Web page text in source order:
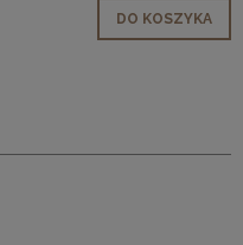
DO KOSZYKA